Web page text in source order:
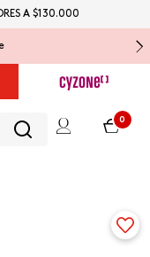
0
A $130.000